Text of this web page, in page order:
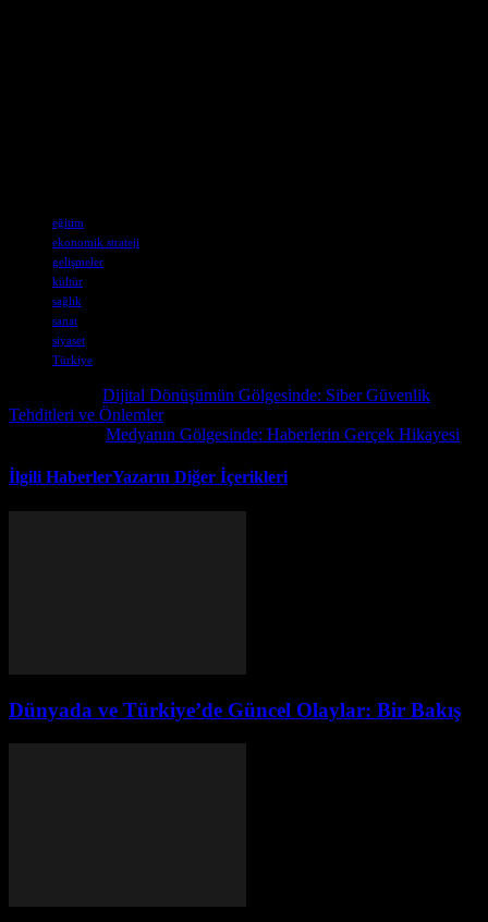
eğitim
ekonomik strateji
gelişmeler
kültür
sağlık
sanat
siyaset
Türkiye
Dijital Dönüşümün Gölgesinde: Siber Güvenlik
Tehditleri ve Önlemler
Medyanın Gölgesinde: Haberlerin Gerçek Hikayesi
İlgili HaberlerYazarın Diğer İçerikleri
Dünyada ve Türkiye’de Güncel Olaylar: Bir Bakış